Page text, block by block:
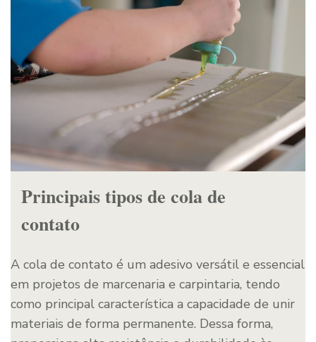
Principais tipos de cola de
contato
A cola de contato é um adesivo versátil e essencial
em projetos de marcenaria e carpintaria, tendo
como principal característica a capacidade de unir
materiais de forma permanente. Dessa forma,